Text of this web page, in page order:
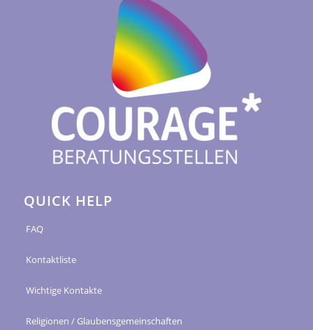
QUICK HELP
FAQ
Kontaktliste
Wichtige Kontakte
Religionen / Glaubensgemeinschaften